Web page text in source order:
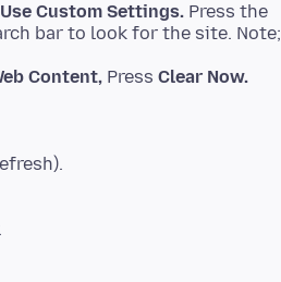
Use Custom Settings. Press the
bar to look for the site. Note;
Content, Press Clear Now.